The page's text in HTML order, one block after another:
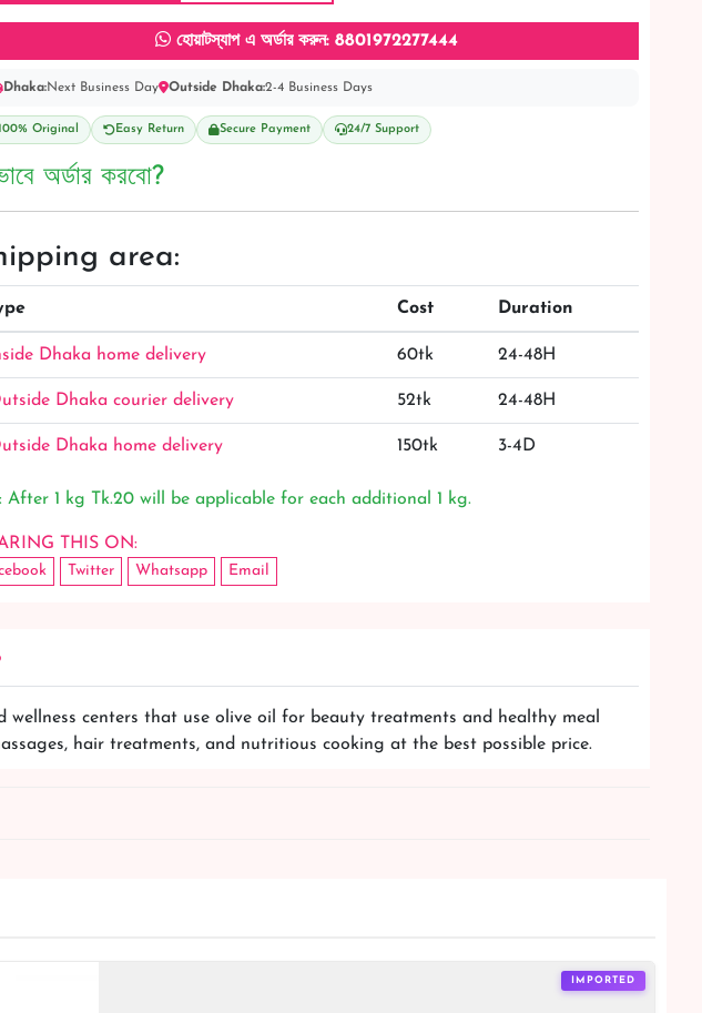
হোয়াটস্যাপ এ অর্ডার করুন: 8801972277444
Dhaka:Next Business Day Outside Dhaka:2-4 Business Days
Original Easy Return Secure Payment 24/7 Support
অর্ডার করবো?
area:
Cost Duration
Dhaka home delivery 60tk 24-48H
Dhaka courier delivery 52tk 24-48H
Dhaka home delivery 150tk 3-4D
After 1 kg Tk.20 will be applicable for each additional 1 kg.
THIS ON:
Twitter Whatsapp Email
centers that use olive oil for beauty treatments and healthy meal
hair treatments, and nutritious cooking at the best possible price.
IMPORTED